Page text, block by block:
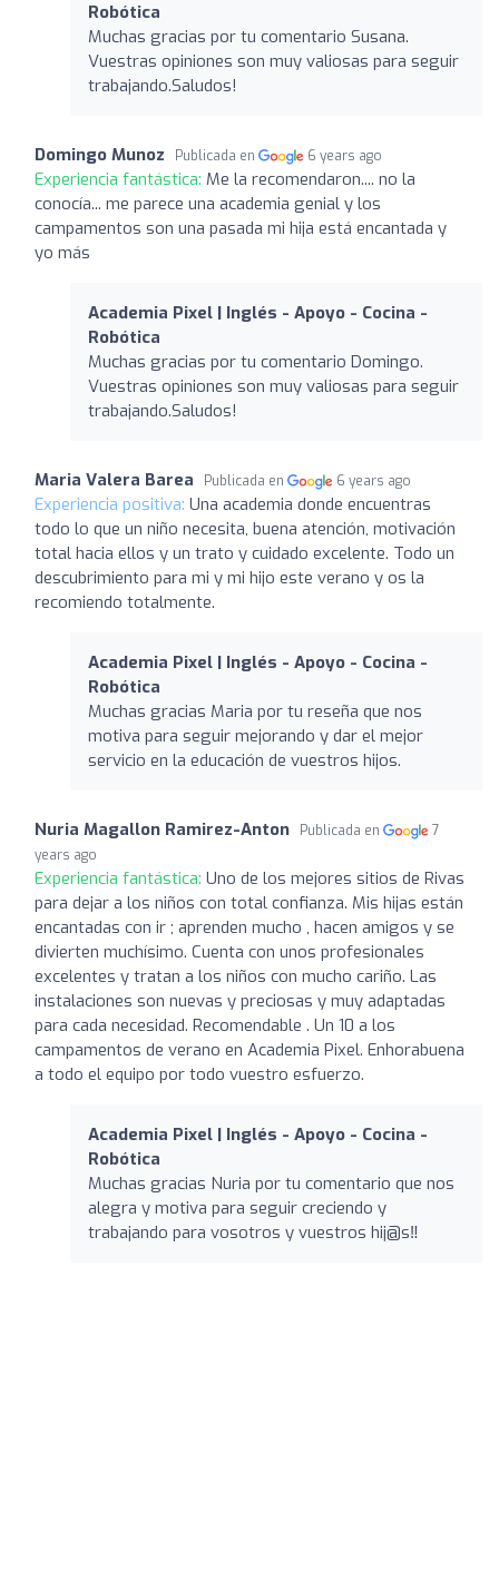
Robótica
Muchas gracias por tu comentario Susana.
Vuestras opiniones son muy valiosas para seguir
trabajando.Saludos!
Domingo Munoz Publicada en 6 years ago
Experiencia fantástica: Me la recomendaron.... no la
conocía... me parece una academia genial y los
campamentos son una pasada mi hija está encantada y
yo más
Academia Pixel | Inglés - Apoyo - Cocina -
Robótica
Muchas gracias por tu comentario Domingo.
Vuestras opiniones son muy valiosas para seguir
trabajando.Saludos!
Maria Valera Barea Publicada en 6 years ago
Experiencia positiva: Una academia donde encuentras
todo lo que un niño necesita, buena atención, motivación
total hacia ellos y un trato y cuidado excelente. Todo un
descubrimiento para mi y mi hijo este verano y os la
recomiendo totalmente.
Academia Pixel | Inglés - Apoyo - Cocina -
Robótica
Muchas gracias Maria por tu reseña que nos
motiva para seguir mejorando y dar el mejor
servicio en la educación de vuestros hijos.
Nuria Magallon Ramirez-Anton Publicada en
7
years ago
Experiencia fantástica: Uno de los mejores sitios de Rivas
para dejar a los niños con total confianza. Mis hijas están
encantadas con ir ; aprenden mucho , hacen amigos y se
divierten muchísimo. Cuenta con unos profesionales
excelentes y tratan a los niños con mucho cariño. Las
instalaciones son nuevas y preciosas y muy adaptadas
para cada necesidad. Recomendable . Un 10 a los
campamentos de verano en Academia Pixel. Enhorabuena
a todo el equipo por todo vuestro esfuerzo.
Academia Pixel | Inglés - Apoyo - Cocina -
Robótica
Muchas gracias Nuria por tu comentario que nos
alegra y motiva para seguir creciendo y
trabajando para vosotros y vuestros hij@s‼️